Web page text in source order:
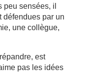
sensées, il
défendues par un
une collègue,
est
pas les idées